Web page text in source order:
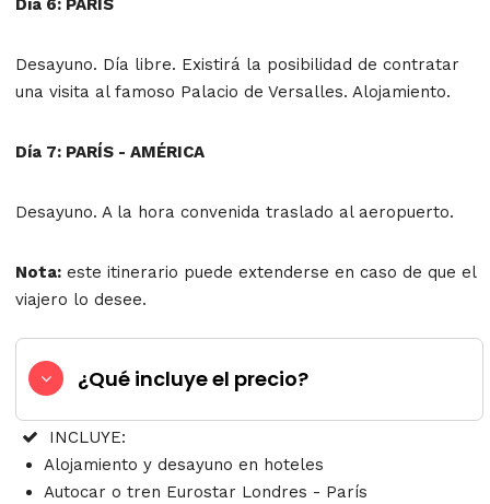
Desayuno. Día libre. Existirá la posibilidad de contratar
una visita al famoso Palacio de Versalles. Alojamiento.
Día 7: PARÍS - AMÉRICA
Desayuno. A la hora convenida traslado al aeropuerto.
Nota: este itinerario puede extenderse en caso de que el
viajero lo desee.
¿Qué incluye el precio?
INCLUYE:
Alojamiento y desayuno en hoteles
Autocar o tren Eurostar Londres - París